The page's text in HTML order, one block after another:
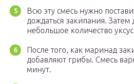
Всю эту смесь нужно
дождаться закипания. Затем
небольшое количество
После того, как маринад
добавляют грибы. Смесь
минут.